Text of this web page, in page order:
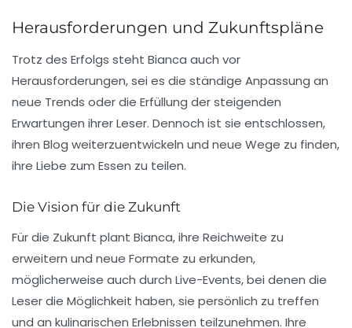
Herausforderungen und Zukunftspläne
Trotz des Erfolgs steht Bianca auch vor
Herausforderungen, sei es die ständige Anpassung an
neue Trends oder die Erfüllung der steigenden
Erwartungen ihrer Leser. Dennoch ist sie entschlossen,
ihren Blog weiterzuentwickeln und neue Wege zu finden,
ihre Liebe zum Essen zu teilen.
Die Vision für die Zukunft
Für die Zukunft plant Bianca, ihre Reichweite zu
erweitern und neue Formate zu erkunden,
möglicherweise auch durch Live-Events, bei denen die
Leser die Möglichkeit haben, sie persönlich zu treffen
und an kulinarischen Erlebnissen teilzunehmen. Ihre